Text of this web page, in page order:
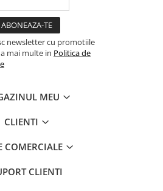
newsletter cu promotiile
mai multe in Politica de
MEU
CLIENTI
COMERCIALE
CLIENTI